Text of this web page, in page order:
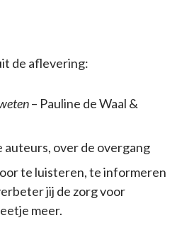
de aflevering:
– Pauline de Waal &
auteurs, over de overgang
te luisteren, te informeren
jij de zorg voor
meer.